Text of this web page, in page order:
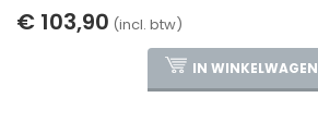
€ 103,90 (incl. btw)
IN WINKELWAGEN